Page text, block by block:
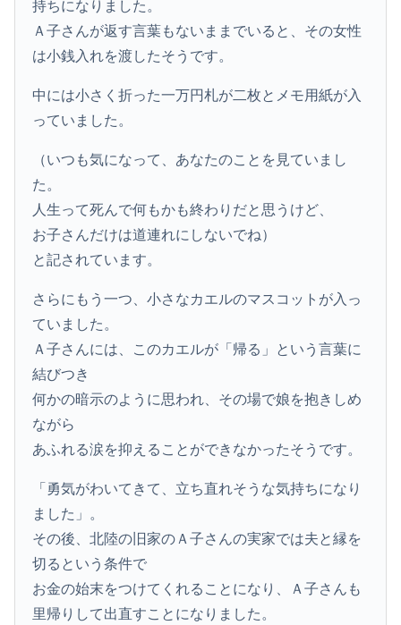
持ちになりました。
Ａ子さんが返す言葉もないままでいると、その女性
は小銭入れを渡したそうです。
中には小さく折った一万円札が二枚とメモ用紙が入
っていました。
（いつも気になって、あなたのことを見ていまし
た。
人生って死んで何もかも終わりだと思うけど、
お子さんだけは道連れにしないでね）
と記されています。
さらにもう一つ、小さなカエルのマスコットが入っ
ていました。
Ａ子さんには、このカエルが「帰る」という言葉に
結びつき
何かの暗示のように思われ、その場で娘を抱きしめ
ながら
あふれる涙を抑えることができなかったそうです。
「勇気がわいてきて、立ち直れそうな気持ちになり
ました」。
その後、北陸の旧家のＡ子さんの実家では夫と縁を
切るという条件で
お金の始末をつけてくれることになり、Ａ子さんも
里帰りして出直すことになりました。